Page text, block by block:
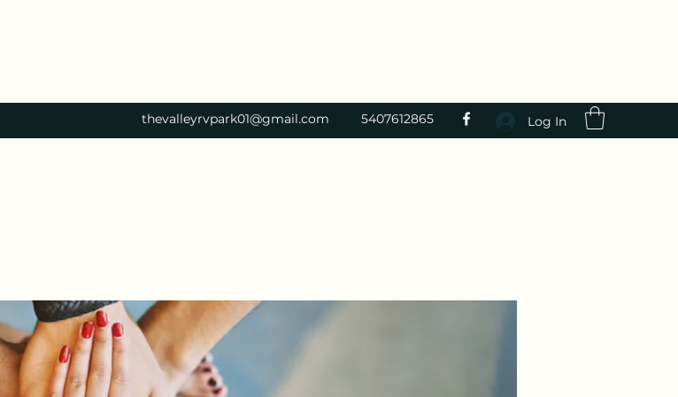
thevalleyrvpark01@gmail.com 5407612865 Log In